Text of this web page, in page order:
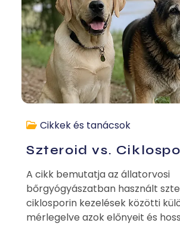
Cikkek és tanácsok
Szteroid vs.
A cikk bemutatja az állatorvosi
bőrgyógyászatban használt
ciklosporin kezelések közötti
mérlegelve azok előnyeit és